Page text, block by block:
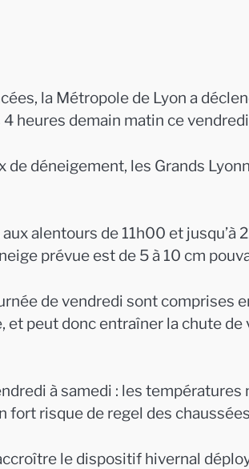
la Métropole de Lyon a
heures demain matin ce
de déneigement, les Grands
alentours de 11h00 et jusqu’à
prévue est de 5 à 10 cm
de vendredi sont comprises
peut donc entraîner la chute
à samedi : les
fort risque de regel des
le dispositif hivernal